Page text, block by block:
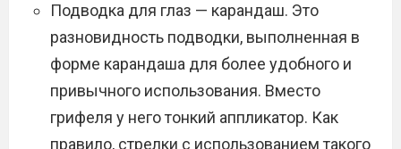
Подводка для глаз — карандаш. Это
разновидность подводки, выполненная в
форме карандаша для более удобного и
привычного использования. Вместо
грифеля у него тонкий аппликатор. Как
правило, стрелки с использованием такого